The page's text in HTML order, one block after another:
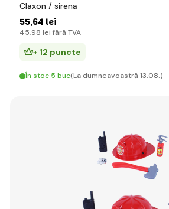
Claxon / sirena
55,64 lei
45,98 lei fără TVA
+ 12 puncte
În stoc 5 buc(La dumneavoastră 13.08.)